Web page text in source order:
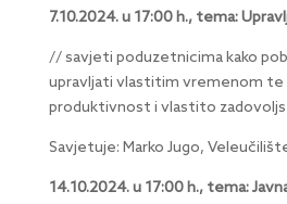
7.10.2024. u 17:00 h., tema:
// savjeti poduzetnicima kako
upravljati vlastitim vremenom
produktivnost i vlastito
Savjetuje: Marko Jugo,
14.10.2024. u 17:00 h., tema: